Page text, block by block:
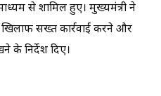
से शामिल हुए। मुख्यमंत्री ने
खिलाफ सख्त कार्रवाई करने और
के निर्देश दिए।